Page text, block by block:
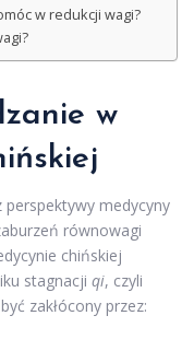
w redukcji wagi?
w
perspektywy medycyny
równowagi
chińskiej
stagnacji qi, czyli
zakłócony przez: